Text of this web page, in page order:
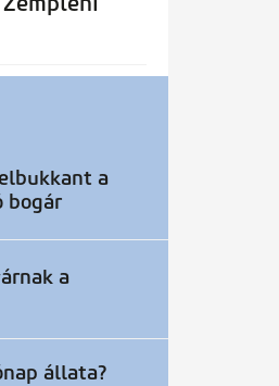
a
bogár
a
állata?